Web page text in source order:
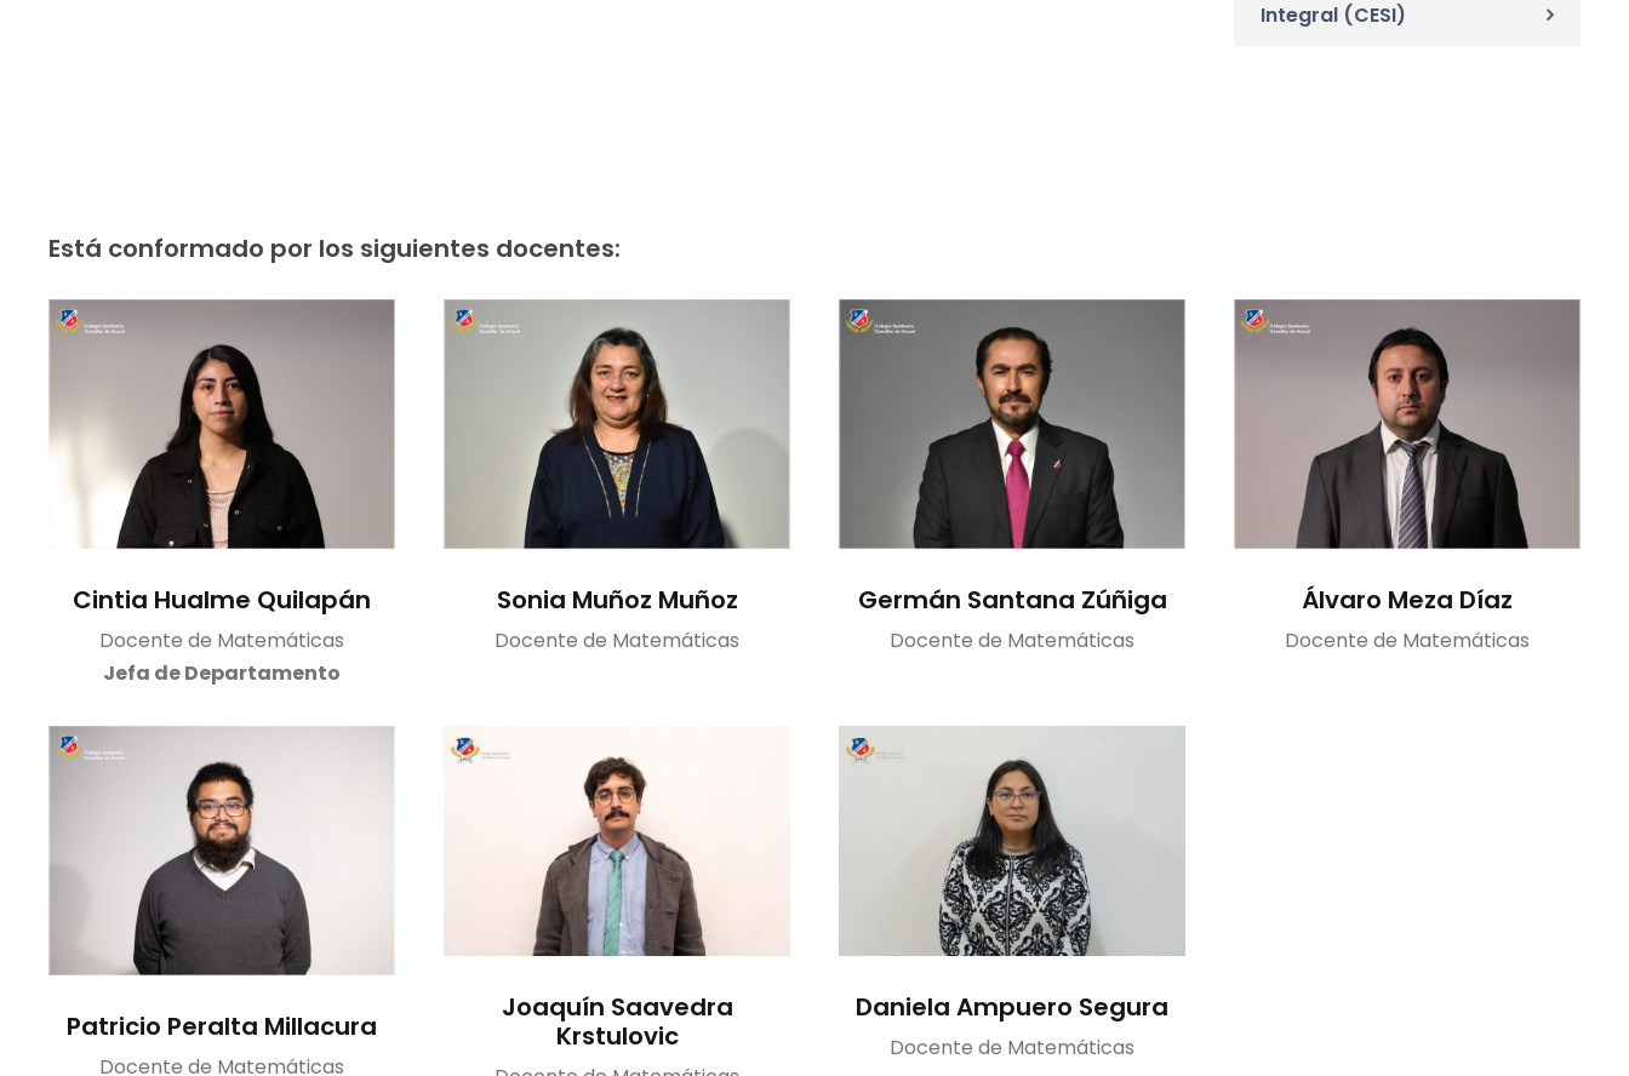
Integral (CESI)
Está conformado por los siguientes docentes:
Cintia Hualme Quilapán
Docente de Matemáticas
Jefa de Departamento
Sonia Muñoz Muñoz
Docente de Matemáticas
Germán Santana Zúñiga
Docente de Matemáticas
Álvaro Meza Díaz
Docente de Matemáticas
Patricio Peralta Millacura
Docente de Matemáticas
Joaquín Saavedra
Krstulovic
Daniela Ampuero Segura
Docente de Matemáticas